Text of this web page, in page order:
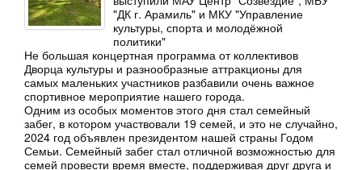
"ДК г. Арамиль" и МКУ "Управление
культуры, спорта и молодёжной
политики"
Не большая концертная программа от коллективов
Дворца культуры и разнообразные аттракционы для
самых маленьких участников разбавили очень важное
спортивное мероприятие нашего города.
Одним из особых моментов этого дня стал семейный
забег, в котором участвовали 19 семей, и это не случайно,
2024 год объявлен президентом нашей страны Годом
Семьи. Семейный забег стал отличной возможностью для
семей провести время вместе, поддерживая друг друга и